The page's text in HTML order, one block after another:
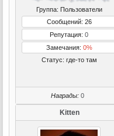
Группа: Пользователи
Сообщений: 26
Репутация: 0
Замечания: 0%
Статус: где-то там
Награды: 0
Kitten